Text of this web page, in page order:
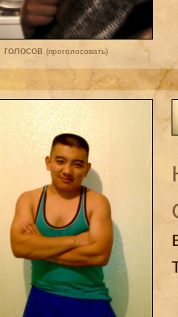
голосов (проголосовать)